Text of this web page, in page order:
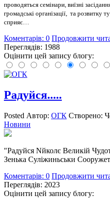
проводяться семінари, виїзні
громадські організації, та розвитку
сприяє…
Коментарів: 0 Продовжити
Переглядів: 1988
Оцінити цей запису блогу:
Радуйся.....
Posted Автор: ОГК Створено:
Новини
"Радуйся Nйколє Великій
Зенька Суліжиньськи
Коментарів: 0 Продовжити
Переглядів: 2023
Оцінити цей запису блогу: